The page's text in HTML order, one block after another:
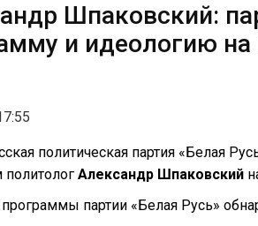
Шпаковский:
и идеологию на
политическая партия «Белая
Александр Шпаковский
партии «Белая Русь»